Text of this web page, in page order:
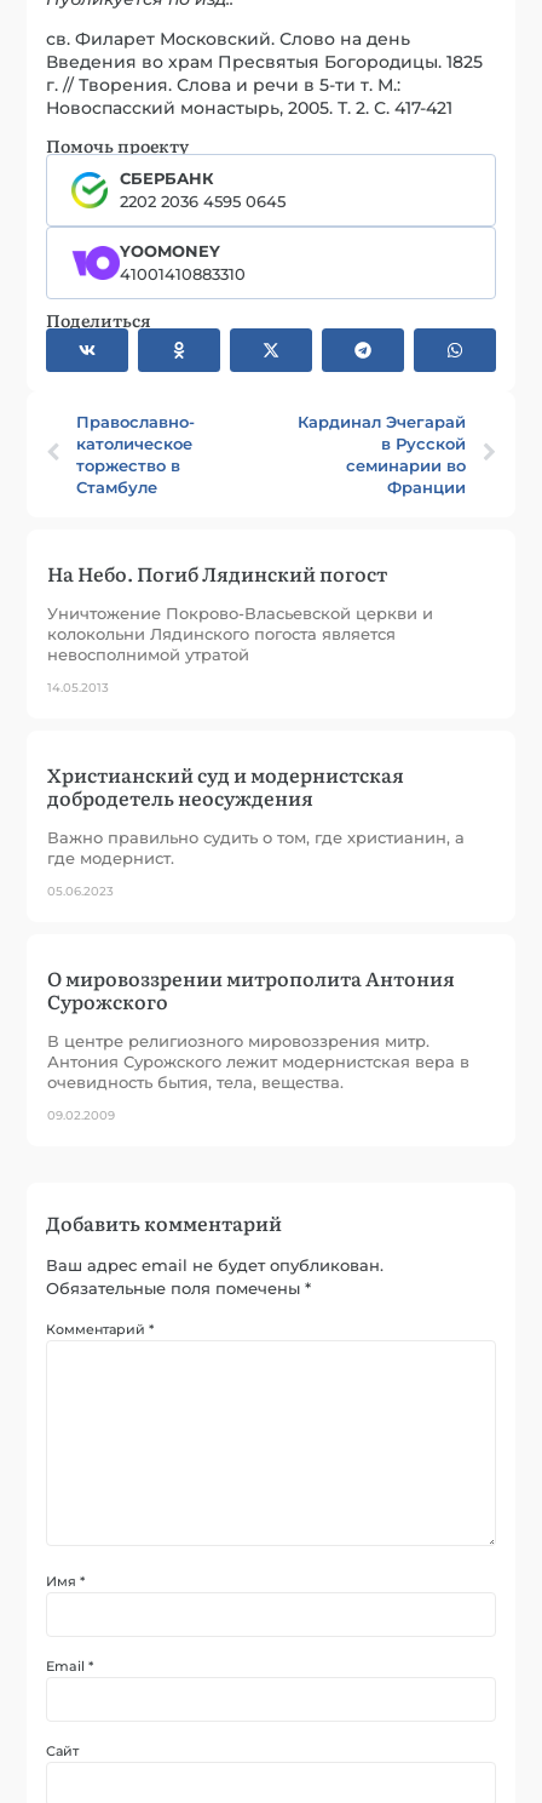
св. Филарет Московский. Слово на день
Введения во храм Пресвятыя Богородицы. 1825
г. // Творения. Слова и речи в 5-ти т. М.:
Новоспасский монастырь, 2005. Т. 2. С. 417-421
Помочь проекту
СБЕРБАНК
2202 2036 4595 0645
YOOMONEY
41001410883310
Поделиться
Православно-
католическое
торжество в
Стамбуле
Кардинал Эчегарай
в Русской
семинарии во
Франции
На Небо. Погиб Лядинский погост
Уничтожение Покрово-Власьевской церкви и
колокольни Лядинского погоста является
невосполнимой утратой
14.05.2013
Христианский суд и модернистская
добродетель неосуждения
Важно правильно судить о том, где христианин, а
где модернист.
05.06.2023
О мировоззрении митрополита Антония
Сурожского
В центре религиозного мировоззрения митр.
Антония Сурожского лежит модернистская вера в
очевидность бытия, тела, вещества.
09.02.2009
Добавить комментарий
Ваш адрес email не будет опубликован.
Обязательные поля помечены*
Комментарий*
Имя*
Email*
Сайт